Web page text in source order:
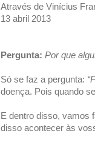
Através de Vinícius
13 abril 2013
Pergunta: Por que
Só se faz a pergunta:
doença. Pois quando
E dentro disso, vamos
disso acontecer às